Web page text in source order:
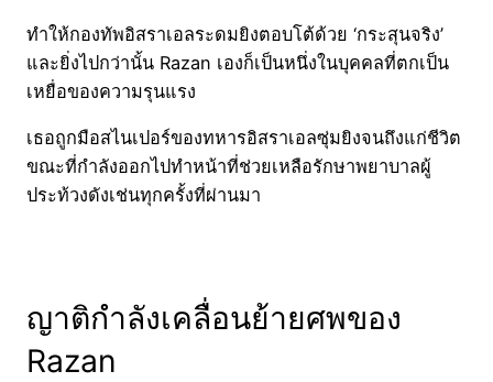
ทำให้กองทัพอิสราเอลระดมยิงตอบโต้ด้วย ‘กระสุนจริง’
และยิ่งไปกว่านั้น Razan เองก็เป็นหนึ่งในบุคคลที่ตกเป็น
เหยื่อของความรุนแรง
เธอถูกมือสไนเปอร์ของทหารอิสราเอลซุ่มยิงจนถึงแก่ชีวิต
ขณะที่กำลังออกไปทำหน้าที่ช่วยเหลือรักษาพยาบาลผู้
ประท้วงดังเช่นทุกครั้งที่ผ่านมา
ญาติกำลังเคลื่อนย้ายศพของ
Razan